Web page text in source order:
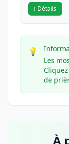
ℹ️ Détails
💡
Les
de
À